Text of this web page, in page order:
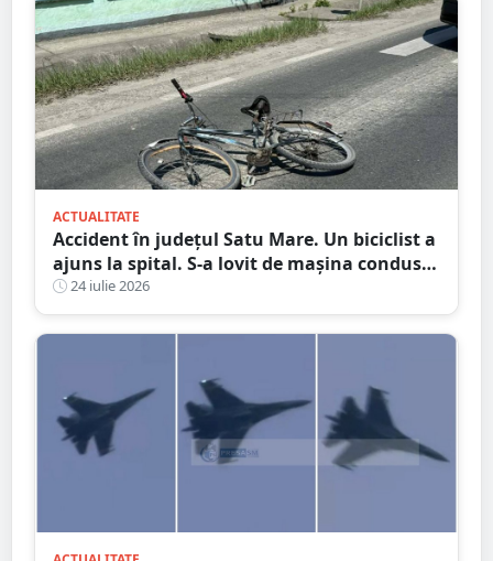
ACTUALITATE
Accident în județul Satu Mare. Un biciclist a
ajuns la spital. S-a lovit de mașina condusă
de un tânăr șofer
24 iulie 2026